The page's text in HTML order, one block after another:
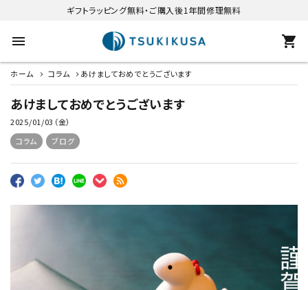
ギフトラッピング無料・ご購入後1年間修理無料
menu shopping_cart
ホーム コラム あけましておめでとうございます
あけましておめでとうございます
2025/01/03（金）
コラム
ブログ